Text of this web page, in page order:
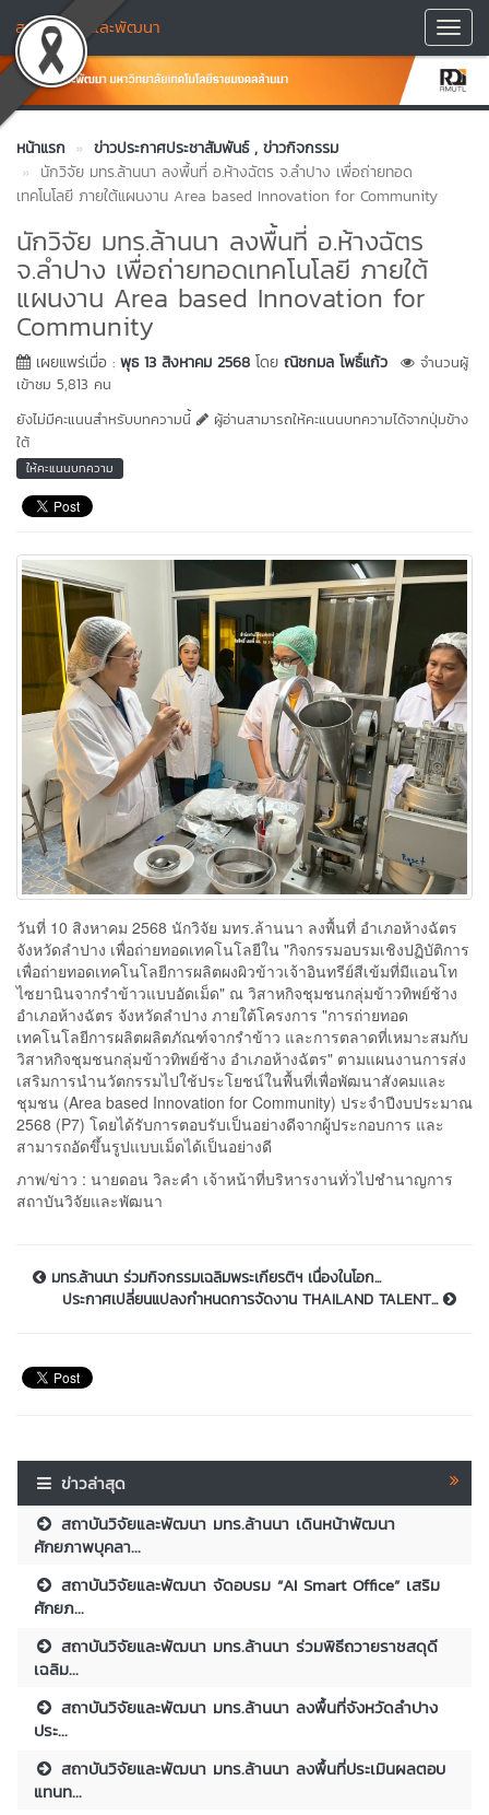
สถาบันวิจัยและพัฒนา
หน้าแรก ข่าวประกาศประชาสัมพันธ์ , ข่าวกิจกรรม
นักวิจัย มทร.ล้านนา ลงพื้นที่ อ.ห้างฉัตร จ.ลำปาง เพื่อถ่ายทอด
เทคโนโลยี ภายใต้แผนงาน Area based Innovation for Community
นักวิจัย มทร.ล้านนา ลงพื้นที่ อ.ห้างฉัตร
จ.ลำปาง เพื่อถ่ายทอดเทคโนโลยี ภายใต้
แผนงาน Area based Innovation for
Community
เผยแพร่เมื่อ : พุธ 13 สิงหาคม 2568 โดย ณิชกมล โพธิ์แก้ว
จำนวนผู้
เข้าชม 5,813 คน
ยังไม่มีคะแนนสำหรับบทความนี้
ผู้อ่านสามารถให้คะแนนบทความได้จากปุ่มข้าง
ใต้
ให้คะแนนบทความ
วันที่ 10 สิงหาคม 2568 นักวิจัย มทร.ล้านนา ลงพื้นที่ อำเภอห้างฉัตร
จังหวัดลำปาง เพื่อถ่ายทอดเทคโนโลยีใน "กิจกรรมอบรมเชิงปฏิบัติการ
เพื่อถ่ายทอดเทคโนโลยีการผลิตผงผิวข้าวเจ้าอินทรีย์สีเข้มที่มีแอนโท
ไซยานินจากรำข้าวแบบอัดเม็ด" ณ วิสาหกิจชุมชนกลุ่มข้าวทิพย์ช้าง
อำเภอห้างฉัตร จังหวัดลำปาง ภายใต้โครงการ "การถ่ายทอด
เทคโนโลยีการผลิตผลิตภัณฑ์จากรำข้าว และการตลาดที่เหมาะสมกับ
วิสาหกิจชุมชนกลุ่มข้าวทิพย์ช้าง อำเภอห้างฉัตร" ตามแผนงานการส่ง
เสริมการนำนวัตกรรมไปใช้ประโยชน์ในพื้นที่เพื่อพัฒนาสังคมและ
ชุมชน (Area based Innovation for Community) ประจำปีงบประมาณ
2568 (P7) โดยได้รับการตอบรับเป็นอย่างดีจากผู้ประกอบการ และ
สามารถอัดขึ้นรูปแบบเม็ดได้เป็นอย่างดี
ภาพ/ข่าว : นายดอน วิละคำ เจ้าหน้าที่บริหารงานทั่วไปชำนาญการ
สถาบันวิจัยและพัฒนา
มทร.ล้านนา ร่วมกิจกรรมเฉลิมพระเกียรติฯ เนื่องในโอก...
ประกาศเปลี่ยนแปลงกำหนดการจัดงาน THAILAND TALENT...
ข่าวล่าสุด
สถาบันวิจัยและพัฒนา มทร.ล้านนา เดินหน้าพัฒนา
ศักยภาพบุคลา...
สถาบันวิจัยและพัฒนา จัดอบรม “AI Smart Office” เสริม
ศักยภ...
สถาบันวิจัยและพัฒนา มทร.ล้านนา ร่วมพิธีถวายราชสดุดี
เฉลิม...
สถาบันวิจัยและพัฒนา มทร.ล้านนา ลงพื้นที่จังหวัดลำปาง
ประ...
สถาบันวิจัยและพัฒนา มทร.ล้านนา ลงพื้นที่ประเมินผลตอบ
แทนท...